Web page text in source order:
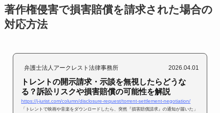
著作権侵害で損害賠償を請求された場合の
対応方法
弁護士法人アークレスト法律事務所 2026.04.01
トレントの開示請求・示談を無視したらどうな
る？訴訟リスクや損害賠償の可能性を解説
https://j-jurist.com/column/disclosure-request/torrent-settlement-negotiation/
「トレントで映画や音楽をダウンロードしたら、突然『損害賠償請求』の通知が届いた」